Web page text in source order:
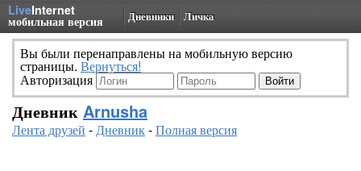
LiveInternet
мобильная версия Дневники Личка
Вы были перенаправлены на мобильную версию
страницы. Вернуться!
Авторизация
Дневник Arnusha
Лента друзей -Дневник-Полная версия